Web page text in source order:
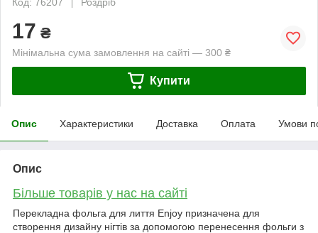
17 ₴
Мінімальна сума замовлення на сайті — 300 ₴
Купити
Опис Характеристики Доставка Оплата Умови
Опис
Більше товарів у нас на сайті
Перекладна фольга для лиття Enjoy призначена для
створення дизайну нігтів за допомогою перенесення фольги з